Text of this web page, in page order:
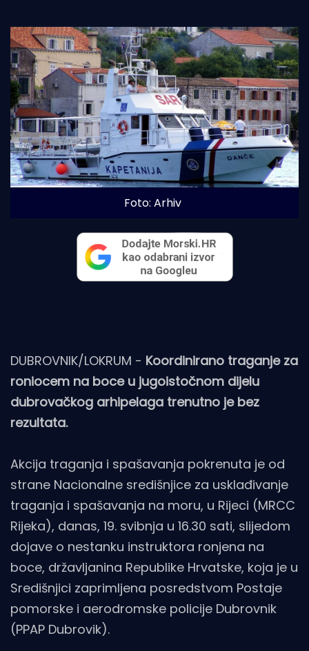
Foto: Arhiv
DUBROVNIK/LOKRUM - Koordinirano traganje za
roniocem na boce u jugoistočnom dijelu
dubrovačkog arhipelaga trenutno je bez
rezultata.
Akcija traganja i spašavanja pokrenuta je od
strane Nacionalne središnjice za usklađivanje
traganja i spašavanja na moru, u Rijeci (MRCC
Rijeka), danas, 19. svibnja u 16.30 sati, slijedom
dojave o nestanku instruktora ronjena na
boce, državljanina Republike Hrvatske, koja je u
Središnjici zaprimljena posredstvom Postaje
pomorske i aerodromske policije Dubrovnik
(PPAP Dubrovik).